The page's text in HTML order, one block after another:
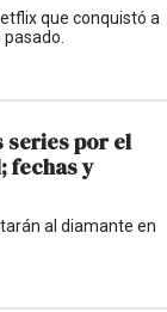
que conquistó a
series por el
fechas y
al diamante en